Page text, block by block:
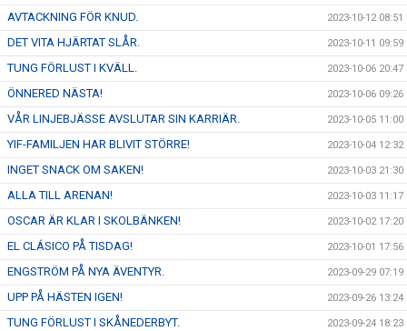
AVTACKNING FÖR KNUD. 2023-10-12 08:51
DET VITA HJÄRTAT SLÅR. 2023-10-11 09:59
TUNG FÖRLUST I KVÄLL. 2023-10-06 20:47
ÖNNERED NÄSTA! 2023-10-06 09:26
VÅR LINJEBJÄSSE AVSLUTAR SIN KARRIÄR. 2023-10-05 11:00
YIF-FAMILJEN HAR BLIVIT STÖRRE! 2023-10-04 12:32
INGET SNACK OM SAKEN! 2023-10-03 21:30
ALLA TILL ARENAN! 2023-10-03 11:17
OSCAR ÄR KLAR I SKOLBÄNKEN! 2023-10-02 17:20
EL CLÁSICO PÅ TISDAG! 2023-10-01 17:56
ENGSTRÖM PÅ NYA ÄVENTYR. 2023-09-29 07:19
UPP PÅ HÄSTEN IGEN! 2023-09-26 13:24
TUNG FÖRLUST I SKÅNEDERBYT. 2023-09-24 18:23